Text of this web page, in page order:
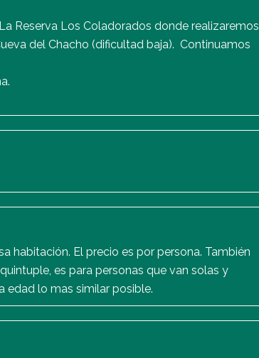
Reserva Los Coladorados donde realizaremos
del Chacho (dificultad baja). Continuamos
habitación. El precio es por persona. También
es para personas que van solas y
edad lo mas similar posible.